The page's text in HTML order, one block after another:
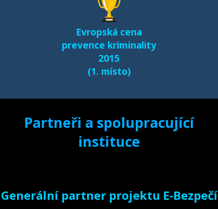
samostatné stránce
e-bezpeci.cz/vyzkum.
Evropská cena
prevence kriminality
2015
(1. místo)
Partneři a spolupracující
instituce
Generální partner projektu E-Bezpečí